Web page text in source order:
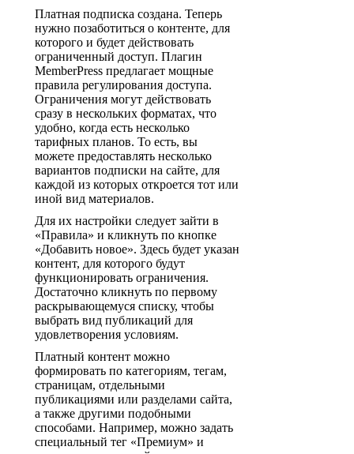
Платная подписка создана. Теперь
нужно позаботиться о контенте, для
которого и будет действовать
ограниченный доступ. Плагин
MemberPress предлагает мощные
правила регулирования доступа.
Ограничения могут действовать
сразу в нескольких форматах, что
удобно, когда есть несколько
тарифных планов. То есть, вы
можете предоставлять несколько
вариантов подписки на сайте, для
каждой из которых откроется тот или
иной вид материалов.
Для их настройки следует зайти в
«Правила» и кликнуть по кнопке
«Добавить новое». Здесь будет указан
контент, для которого будут
функционировать ограничения.
Достаточно кликнуть по первому
раскрывающемуся списку, чтобы
выбрать вид публикаций для
удовлетворения условиям.
Платный контент можно
формировать по категориям, тегам,
страницам, отдельными
публикациями или разделами сайта,
а также другими подобными
способами. Например, можно задать
специальный тег «Премиум» и